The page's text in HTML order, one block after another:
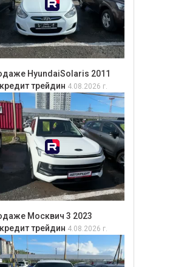
HyundaiSolaris 2011
трейдин 4.08.2026 г.
Москвич 3 2023
трейдин 4.08.2026 г.